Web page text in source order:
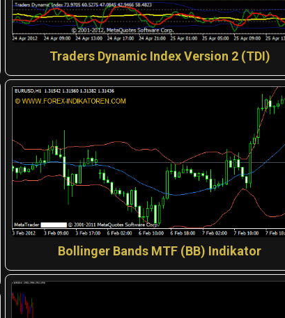
Traders Dynamic Index Version 2 (TDI)
Bollinger Bands MTF (BB) Indikator